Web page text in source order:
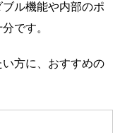
ル機能や内部のポ
です。
方に、おすすめの